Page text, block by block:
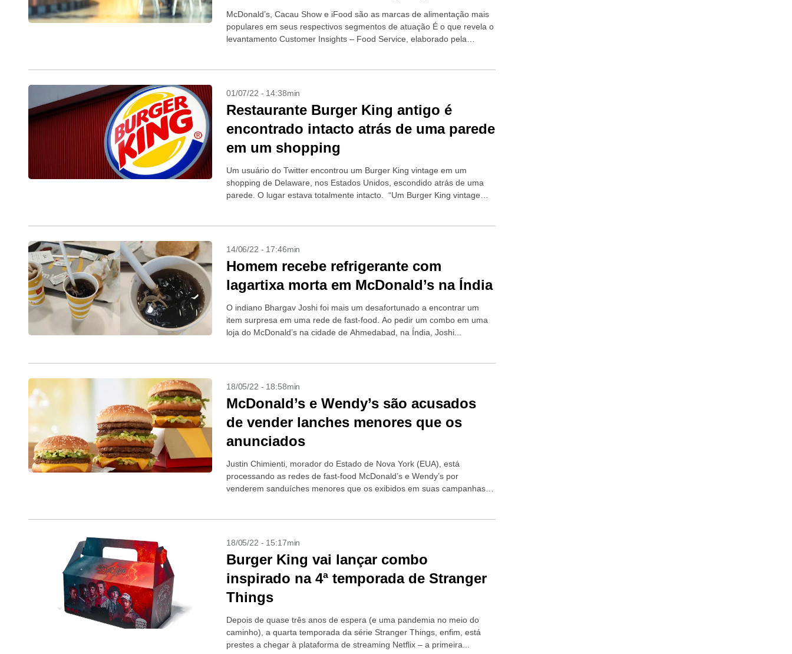
McDonald’s, Cacau Show e iFood são as marcas de alimentação mais
populares em seus respectivos segmentos de atuação É o que revela o
levantamento Customer Insights – Food Service, elaborado pela
01/07/22 - 14:38min
Restaurante Burger King antigo é
encontrado intacto atrás de uma parede
em um shopping
Um usuário do Twitter encontrou um Burger King vintage em um
shopping de Delaware, nos Estados Unidos, escondido atrás de uma
parede. O lugar estava totalmente intacto. “Um Burger King vintage
14/06/22 - 17:46min
Homem recebe refrigerante com
lagartixa morta em McDonald’s na Índia
O indiano Bhargav Joshi foi mais um desafortunado a encontrar um
item surpresa em uma rede de fast-food. Ao pedir um combo em uma
loja do McDonald’s na cidade de Ahmedabad, na Índia, Joshi...
18/05/22 - 18:58min
McDonald’s e Wendy’s são acusados
de vender lanches menores que os
anunciados
Justin Chimienti, morador do Estado de Nova York (EUA), está
processando as redes de fast-food McDonald’s e Wendy’s por
venderem sanduíches menores que os exibidos em suas campanhas
18/05/22 - 15:17min
Burger King vai lançar combo
inspirado na 4ª temporada de Stranger
Things
Depois de quase três anos de espera (e uma pandemia no meio do
caminho), a quarta temporada da série Stranger Things, enfim, está
prestes a chegar à plataforma de streaming Netflix – a primeira...